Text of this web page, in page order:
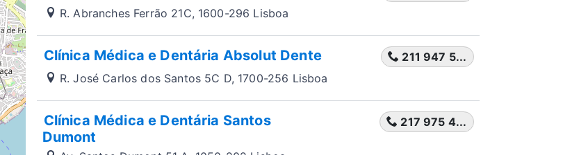
R. Abranches Ferrão 21C, 1600-296 Lisboa
Clínica Médica e Dentária Absolut Dente
211 947 5...
R. José Carlos dos Santos 5C D, 1700-256 Lisboa
Clínica Médica e Dentária Santos
Dumont
217 975 4...